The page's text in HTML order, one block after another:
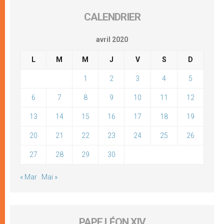
CALENDRIER
avril 2020
L M M J V S D
1 2 3 4 5
6 7 8 9 10 11 12
13 14 15 16 17 18 19
20 21 22 23 24 25 26
27 28 29 30
« Mar Mai »